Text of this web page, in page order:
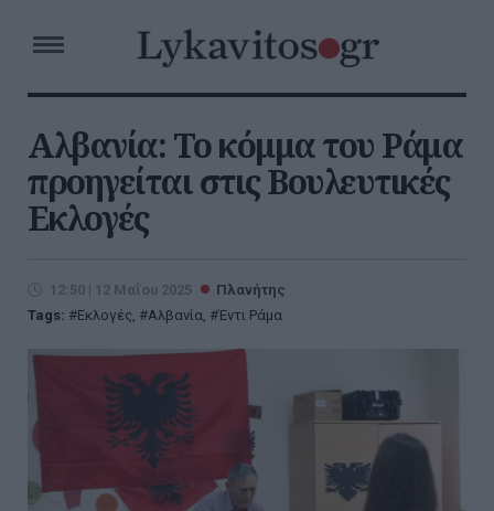
Αλβανία: Το κόμμα του Ράμα
προηγείται στις Βουλευτικές
Εκλογές
12:50 | 12 Μαΐου 2025
Πλανήτης
Tags:
Εκλογές, Αλβανία, Έντι Ράμα